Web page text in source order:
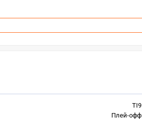
TI9
Плей-офф